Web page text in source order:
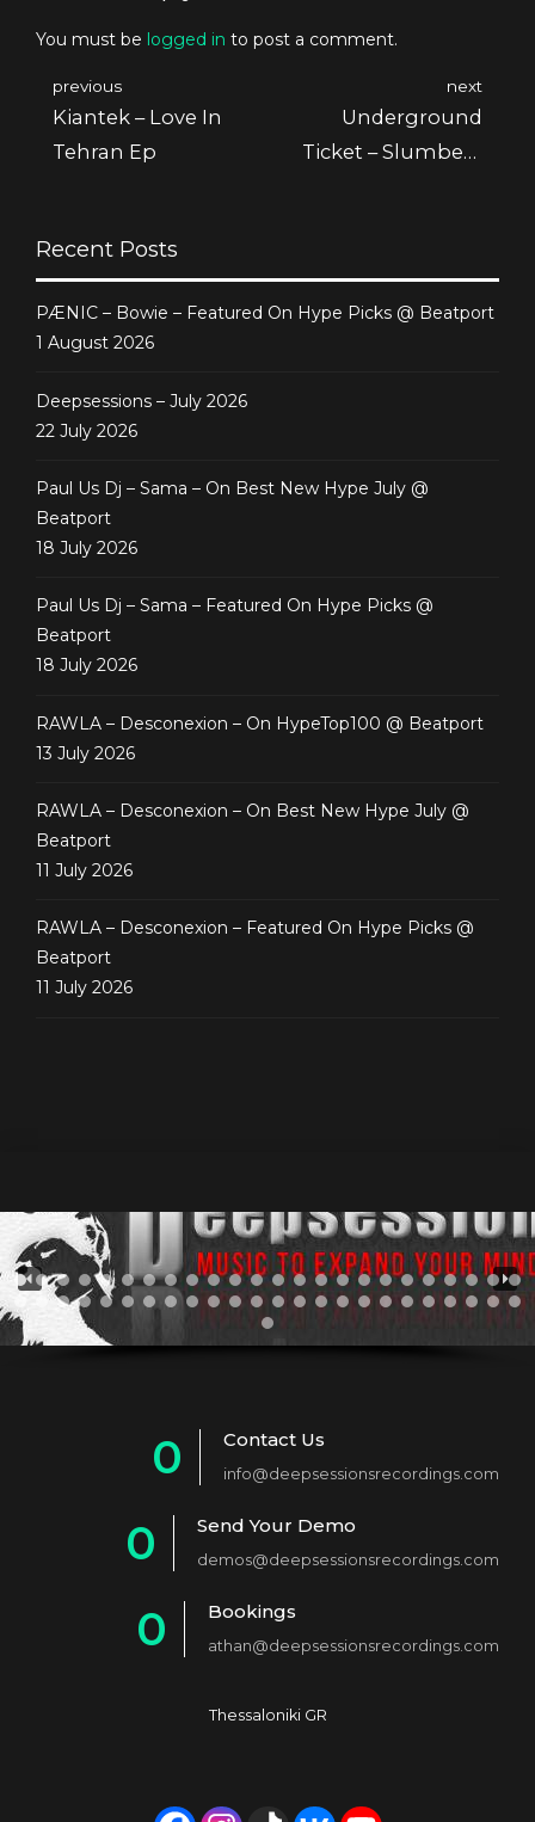
You must be logged in to post a comment.
previous
Kiantek – Love In
Tehran Ep
next
Underground
Ticket – Slumbery
Recent Posts
PÆNIC – Bowie – Featured On Hype Picks @ Beatport
1 August 2026
Deepsessions – July 2026
22 July 2026
Paul Us Dj – Sama – On Best New Hype July @
Beatport
18 July 2026
Paul Us Dj – Sama – Featured On Hype Picks @
Beatport
18 July 2026
RAWLA – Desconexion – On HypeTop100 @ Beatport
13 July 2026
RAWLA – Desconexion – On Best New Hype July @
Beatport
11 July 2026
RAWLA – Desconexion – Featured On Hype Picks @
Beatport
11 July 2026
0
1
2
4
Contact Us
info@deepsessionsrecordings.com
0
2
Send Your Demo
demos@deepsessionsrecordings.com
0
4
Bookings
athan@deepsessionsrecordings.com
Thessaloniki GR